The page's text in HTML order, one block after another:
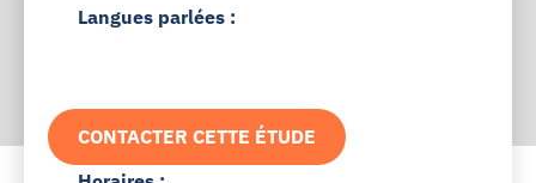
Langues parlées :
CONTACTER CETTE ÉTUDE